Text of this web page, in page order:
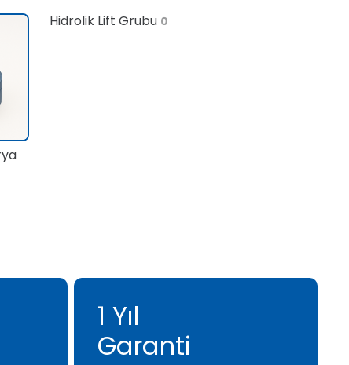
Hidrolik Lift Grubu 0
1 Yıl
Garanti